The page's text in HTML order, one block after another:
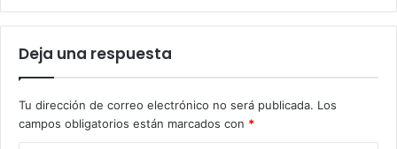
Deja una respuesta
Tu dirección de correo electrónico no será publicada. Los
campos obligatorios están marcados con *